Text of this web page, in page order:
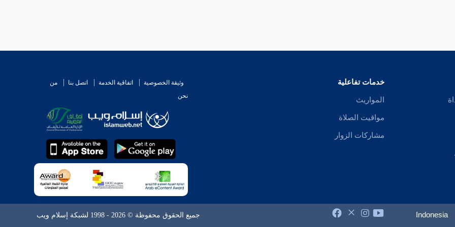
خدمات تفاعلية
المواريث
مواقيت الصلاة
مشاركات الزوار
وثيقة الخصوصية اتفاقية الخدمة اتصل بنا
من
نحن
Indonesia جميع الحقوق محفوظة © 2026 - 1998 لشبكة إسلام ويب